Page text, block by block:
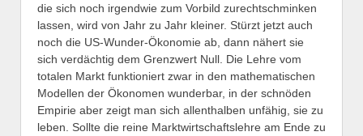
die sich noch irgendwie zum Vorbild zurechtschminken
lassen, wird von Jahr zu Jahr kleiner. Stürzt jetzt auch
noch die US-Wunder-Ökonomie ab, dann nähert sie
sich verdächtig dem Grenzwert Null. Die Lehre vom
totalen Markt funktioniert zwar in den mathematischen
Modellen der Ökonomen wunderbar, in der schnöden
Empirie aber zeigt man sich allenthalben unfähig, sie zu
leben. Sollte die reine Marktwirtschaftslehre am Ende zu